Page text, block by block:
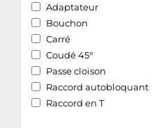
Adaptateur
Bouchon
Carré
Coudé 45°
Passe cloison
Raccord autobloquant
Raccord en T